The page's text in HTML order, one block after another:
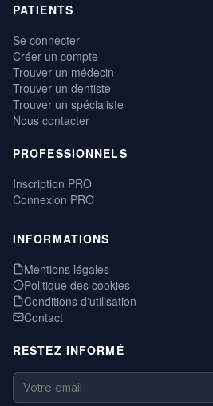
PATIENTS
Se connecter
Créer un compte
Trouver un médecin
Trouver un dentiste
Trouver un spécialiste
Nous contacter
PROFESSIONNELS
Inscription PRO
Connexion PRO
INFORMATIONS
Mentions légales
Politique des cookies
Conditions d'utilisation
Contact
RESTEZ INFORMÉ